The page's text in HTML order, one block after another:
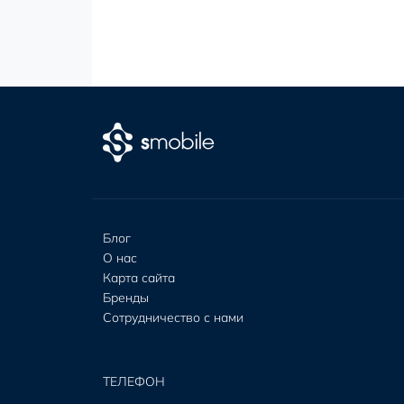
Блог
О нас
Карта сайта
Бренды
Сотрудничество с нами
ТЕЛЕФОН